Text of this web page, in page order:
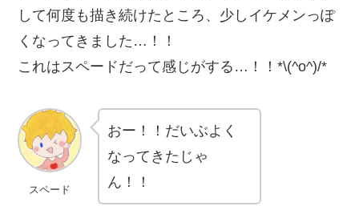
して何度も描き続けたところ、少しイケメンっぽ
くなってきました…！！
これはスペードだって感じがする…！！*\(^o^)/*
スペード
おー！！だいぶよく
なってきたじゃ
ん！！